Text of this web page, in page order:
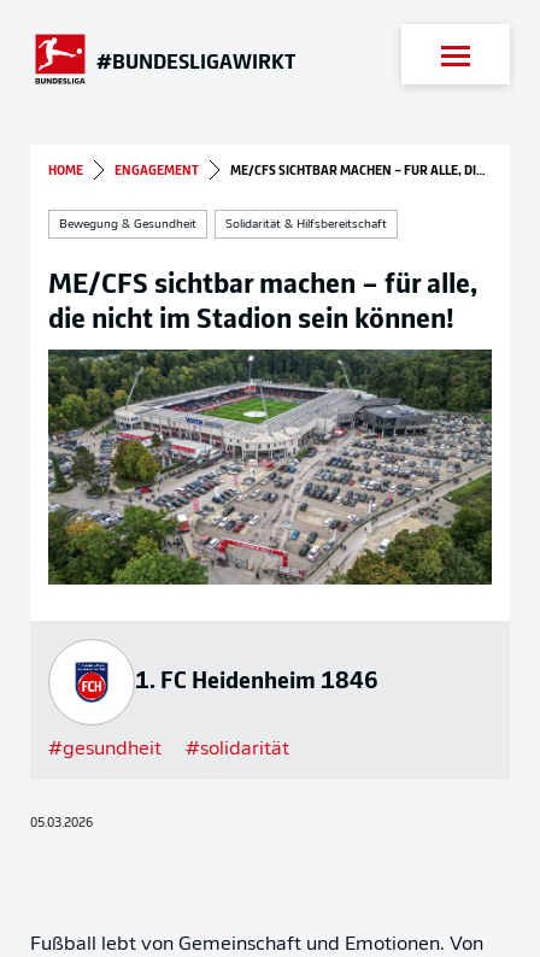
#BUNDESLIGAWIRKT
Suche
HOME ENGAGEMENT ME/CFS SICHTBAR MACHEN – FÜR ALLE, DIE NICHT IM STADION SEIN KÖNNEN!
Bewegung & Gesundheit Solidarität & Hilfsbereitschaft
ME/CFS sichtbar machen – für alle,
die nicht im Stadion sein können!
1. FC Heidenheim 1846
#gesundheit #solidarität
05.03.2026
Fußball lebt von Gemeinschaft und Emotionen. Von